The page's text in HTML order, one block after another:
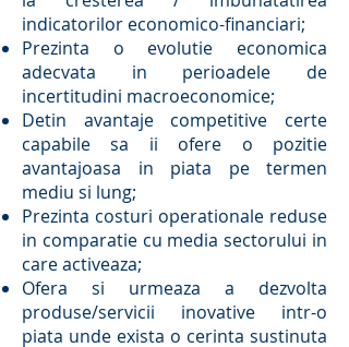
indicatorilor economico-financiari;
Prezinta o evolutie economica
adecvata in perioadele de
incertitudini macroeconomice;
Detin avantaje competitive certe
capabile sa ii ofere o pozitie
avantajoasa in piata pe termen
mediu si lung;
Prezinta costuri operationale reduse
in comparatie cu media sectorului in
care activeaza;
Ofera si urmeaza a dezvolta
produse/servicii inovative intr-o
piata unde exista o cerinta sustinuta